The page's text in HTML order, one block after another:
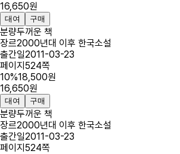
16,650원
대여 구매
분량두꺼운 책
장르2000년대 이후 한국소설
출간일2011-03-23
페이지524쪽
10%18,500원
16,650원
대여 구매
분량두꺼운 책
장르2000년대 이후 한국소설
출간일2011-03-23
페이지524쪽